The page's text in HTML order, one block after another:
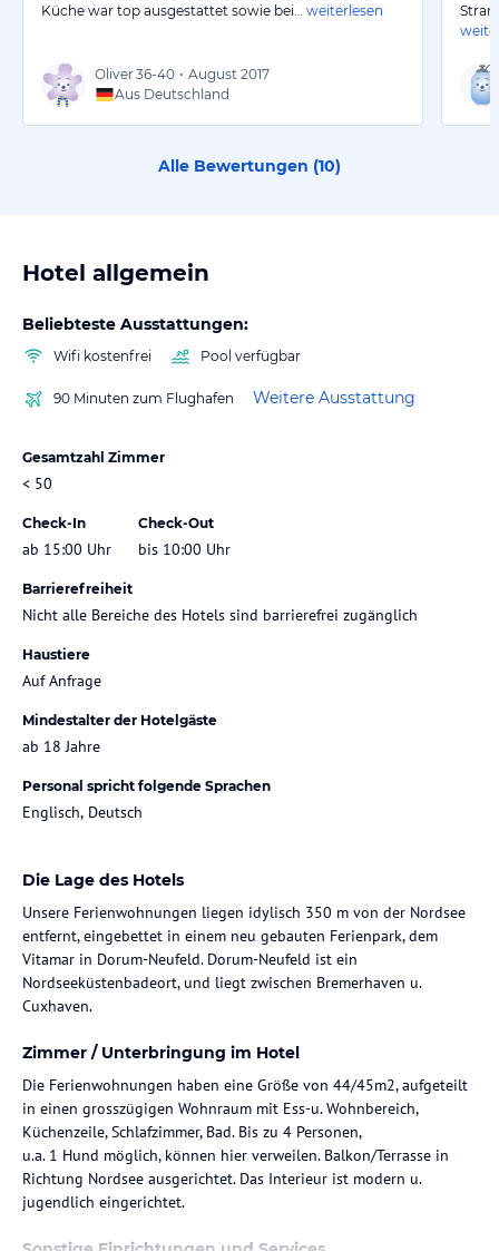
Küche war top ausgestattet sowie bei…
weiterlesen
Oliver36-40 • August 2017
Aus Deutschland
Alle Bewertungen (10)
Hotel allgemein
Beliebteste Ausstattungen:
Wifi kostenfrei Pool verfügbar
90 Minuten zum Flughafen Weitere Ausstattung
Gesamtzahl Zimmer
< 50
Check-In
ab 15:00 Uhr
Check-Out
bis 10:00 Uhr
Barrierefreiheit
Nicht alle Bereiche des Hotels sind barrierefrei zugänglich
Haustiere
Auf Anfrage
Mindestalter der Hotelgäste
ab 18 Jahre
Personal spricht folgende Sprachen
Englisch, Deutsch
Die Lage des Hotels
Unsere Ferienwohnungen liegen idylisch 350 m von der Nordsee
entfernt, eingebettet in einem neu gebauten Ferienpark, dem
Vitamar in Dorum-Neufeld. Dorum-Neufeld ist ein
Nordseeküstenbadeort, und liegt zwischen Bremerhaven u.
Cuxhaven.
Zimmer / Unterbringung im Hotel
Die Ferienwohnungen haben eine Größe von 44/45m2, aufgeteilt
in einen grosszügigen Wohnraum mit Ess-u. Wohnbereich,
Küchenzeile, Schlafzimmer, Bad. Bis zu 4 Personen,
u.a. 1 Hund möglich, können hier verweilen. Balkon/Terrasse in
Richtung Nordsee ausgerichtet. Das Interieur ist modern u.
jugendlich eingerichtet.